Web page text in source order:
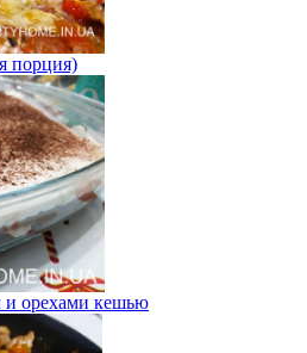
порция)
и орехами кешью